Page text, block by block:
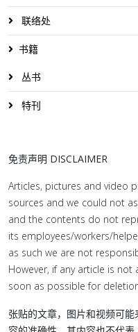
联络处
书籍
丛书
特刊
免责声明 DISCLAIMER
Articles, pictures and video
sources and we could not
and the contents do not
its employees/workers/
as such we are not
However, if any article is
soon as possible for
张贴的文章，图片和视频可